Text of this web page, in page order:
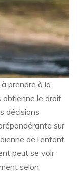
prendre à la
obtienne le droit
décisions
sur
de l’enfant
peut se voir
selon